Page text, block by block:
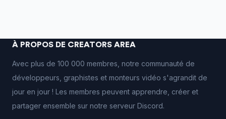
À PROPOS DE CREATORS AREA
Avec plus de 100 000 membres, notre communauté de
développeurs, graphistes et monteurs vidéo s'agrandit de
jour en jour ! Les membres peuvent apprendre, créer et
partager ensemble sur notre serveur Discord.